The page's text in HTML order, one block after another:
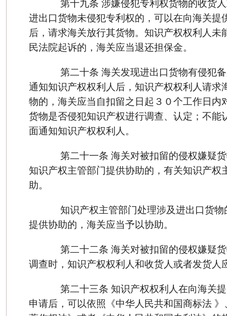
第十九条 涉嫌侵犯专利权货物的收货人
进出口货物未侵犯专利权的，可以在向海关提
后，请求海关放行其货物。知识产权权利人未
民法院起诉的，海关应当退还担保金。
第二十条 海关发现进出口货物有侵犯备
通知知识产权权利人后，知识产权权利人请求
物的，海关应当自扣留之日起３０个工作日内
货物是否侵犯知识产权进行调查、认定；不能
面通知知识产权权利人。
第二十一条 海关对被扣留的侵权嫌疑货
知识产权主管部门提供协助的，有关知识产权
助。
知识产权主管部门处理涉及进出口货物
提供协助的，海关应当予以协助。
第二十二条 海关对被扣留的侵权嫌疑货
调查时，知识产权权利人和收货人或者发货人
第二十三条 知识产权权利人在向海关提
申请后，可以依照《中华人民共和国商标法